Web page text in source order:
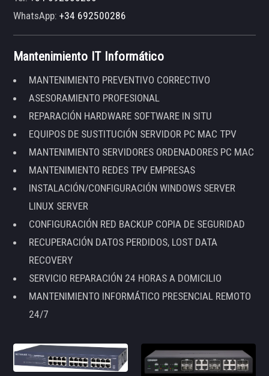
WhatsApp:+34 692500286
Mantenimiento IT Informático
MANTENIMIENTO PREVENTIVO CORRECTIVO
ASESORAMIENTO PROFESIONAL
REPARACIÓN HARDWARE SOFTWARE IN SITU
EQUIPOS DE SUSTITUCIÓN SERVIDOR PC MAC TPV
MANTENIMIENTO SERVIDORES ORDENADORES PC MAC
MANTENIMIENTO REDES TPV EMPRESAS
INSTALACIÓN/CONFIGURACIÓN WINDOWS SERVER
LINUX SERVER
CONFIGURACIÓN RED BACKUP COPIA DE SEGURIDAD
RECUPERACIÓN DATOS PERDIDOS, LOST DATA
RECOVERY
SERVICIO REPARACIÓN 24 HORAS A DOMICILIO
MANTENIMIENTO INFORMÁTICO PRESENCIAL REMOTO
24/7